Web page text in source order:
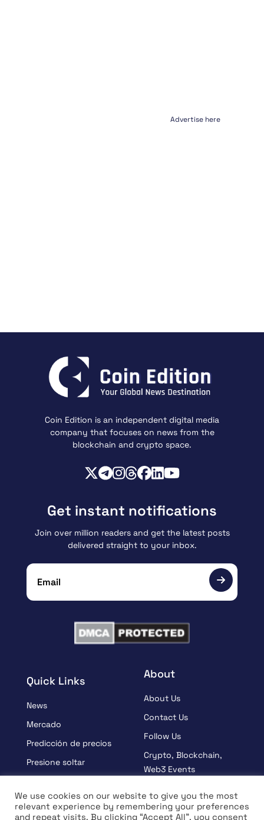
Advertise here
Coin Edition is an independent digital media
company that focuses on news from the
blockchain and crypto space.
Quick Links
News
Mercado
Predicción de precios
Presione soltar
Aprender
About
About Us
Contact Us
Follow Us
Crypto, Blockchain,
Web3 Events
Terms And Condition
Get instant notifications
Join over million readers and get the latest posts
delivered straight to your inbox.
We use cookies on our website to give you the most
relevant experience by remembering your preferences
and repeat visits. By clicking “Accept All”, you consent